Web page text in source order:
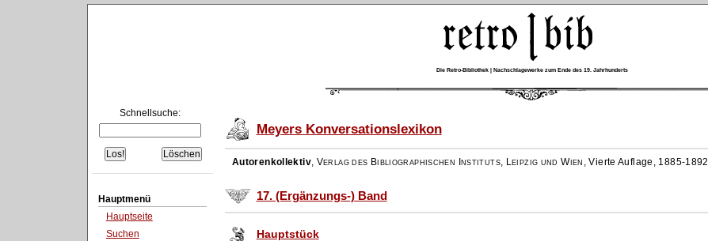
Die Retro-Bibliothek | Nachschlagewerke zum Ende des 19. Jahrhunderts
Schnellsuche:
Hauptmenü
Hauptseite
Suchen
Meyers Konversationslexikon
Autorenkollektiv, Verlag des Bibliographischen Instituts, Leipzig und Wien ,Vierte Auflage, 1885-1892
17. (Ergänzungs-) Band
Hauptstück